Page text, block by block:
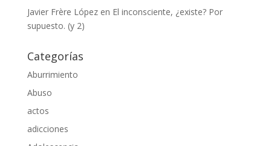
Javier Frère Lópezen El inconsciente, ¿existe? Por
supuesto. (y 2)
Categorías
Aburrimiento
Abuso
actos
adicciones